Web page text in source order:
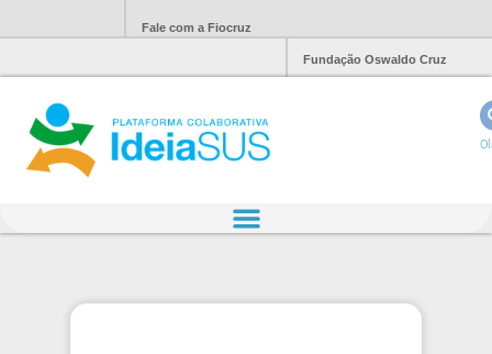
Fale com a Fiocruz
Fundação Oswaldo Cruz